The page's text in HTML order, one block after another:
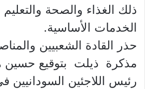
ذلك الغذاء والصحة
الخدمات الأساسية.
حذر القادة الشعبيين
مذكرة ذيلت بتوقيع حسين
رئيس اللاجئين